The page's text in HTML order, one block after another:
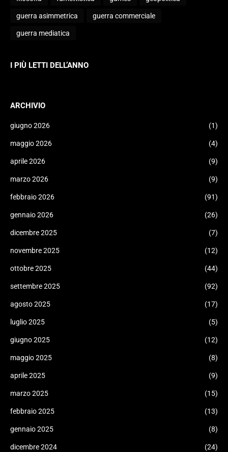
guerra asimmetrica guerra commerciale
guerra mediatica
I PIÙ LETTI DELL’ANNO
ARCHIVIO
giugno 2026 (1)
maggio 2026 (4)
aprile 2026 (9)
marzo 2026 (9)
febbraio 2026 (91)
gennaio 2026 (26)
dicembre 2025 (7)
novembre 2025 (12)
ottobre 2025 (44)
settembre 2025 (92)
agosto 2025 (17)
luglio 2025 (5)
giugno 2025 (12)
maggio 2025 (8)
aprile 2025 (9)
marzo 2025 (15)
febbraio 2025 (13)
gennaio 2025 (8)
dicembre 2024 (24)